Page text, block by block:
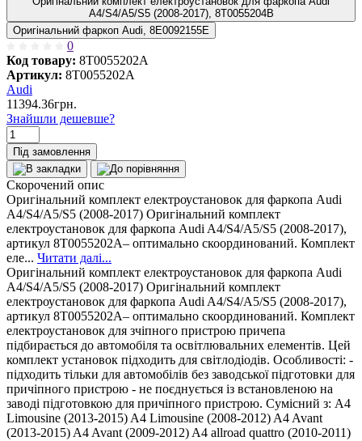
A4/S4/A5/S5 (2008-2017), 8T0055204B
Оригінальний фаркоп Audi, 8E0092155E
0
Код товару: 8T0055202A
Артикул: 8T0055202A
Audi
11394.36грн.
Знайшли дешевше?
Під замовлення
Скорочений опис
Оригінальний комплект електроустановок для фаркопа Audi
A4/S4/A5/S5 (2008-2017) Оригінальний комплект
електроустановок для фаркопа Audi A4/S4/A5/S5 (2008-2017),
артикул 8T0055202A– оптимально скоординований. Комплект
еле... Читати далі...
Оригінальний комплект електроустановок для фаркопа Audi
A4/S4/A5/S5 (2008-2017) Оригінальний комплект
електроустановок для фаркопа Audi A4/S4/A5/S5 (2008-2017),
артикул 8T0055202A– оптимально скоординований. Комплект
електроустановок для зчіпного пристрою причепа
підбирається до автомобіля та освітлювальних елементів. Цей
комплект установок підходить для світлодіодів. Особливості: -
підходить тільки для автомобілів без заводської підготовки для
причіпного пристрою - не поєднується із встановленою на
заводі підготовкою для причіпного пристрою. Сумісний з: A4
Limousine (2013-2015) A4 Limousine (2008-2012) A4 Avant
(2013-2015) A4 Avant (2009-2012) A4 allroad quattro (2010-2011)